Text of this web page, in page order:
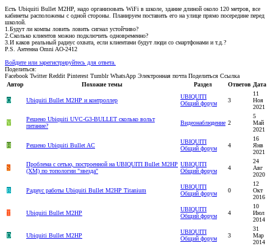
Есть Ubiquiti Bullet M2HP, надо организовать WiFi в школе, здание длиной около 120 метров, все
кабинеты расположены с одной стороны. Планируем поставить его на улице прямо посередине перед
школой.
1.Будут ли компы ловить ловить сигнал устойчиво?
2.Сколько клиентов можно подключить одновременно?
3.И каков реальный радиус охвата, если клиентами будут люди со смартфонами и т.д.?
P.S. Антенна Omni AO-2412
Войдите или зарегистрируйтесь для ответа.
Поделиться:
Facebook Twitter Reddit Pinterest Tumblr WhatsApp Электронная почта Поделиться Ссылка
Автор
Похожие темы Раздел Ответов Дата
O Ubiquiti Bullet M2HP и контроллер
UBIQUITI
Общий форум
3
11
Ноя
2021
V
Решено Ubiquiti UVC-G3-BULLET сколько вольт
питание?
Видеонаблюдение 2
5
Май
2021
H Решено Ubiquiti Bullet AC
UBIQUITI
Общий форум
4
16
Янв
2021
S
Проблема с сетью, построенной на UBIQUITI Bullet M2HP
(XM) по топологии "звезда"
UBIQUITI
Общий форум
4
24
Авг
2020
B Радиус работы Ubiquiti Bullet M2HP Titanium
UBIQUITI
Общий форум
0
12
Окт
2016
T Ubiquiti Bullet M2HP
UBIQUITI
Общий форум
4
10
Июл
2014
D Ubiquiti Bullet M2HP
UBIQUITI
Общий форум
3
31
Мар
2014